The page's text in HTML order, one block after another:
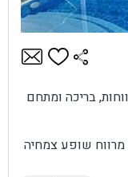
עץ מרווחות, בריכה ומתחם
מרווח שופע צמחיה